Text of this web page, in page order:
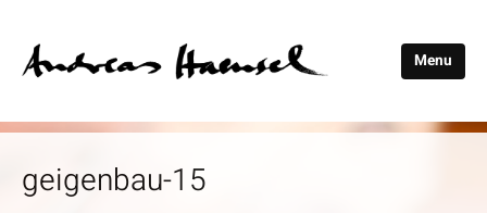
Andreas
Menu
geigenbau-15